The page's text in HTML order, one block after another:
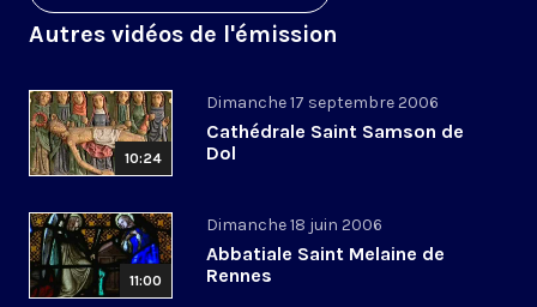
Autres vidéos de l'émission
10:24
Dimanche 17 septembre 2006
Cathédrale Saint Samson de
Dol
11:00
Dimanche 18 juin 2006
Abbatiale Saint Melaine de
Rennes